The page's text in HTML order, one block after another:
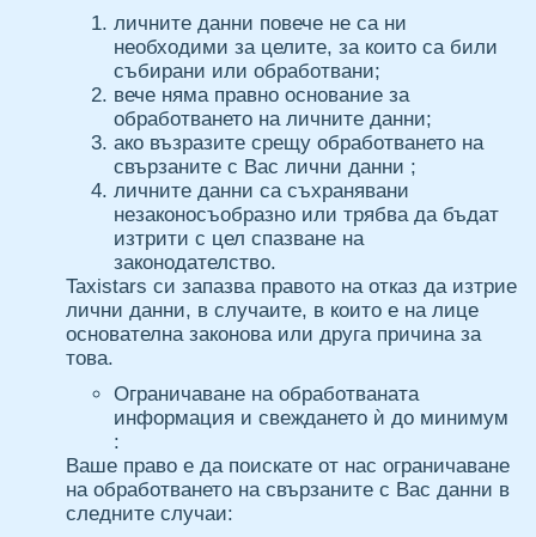
личните данни повече не са ни
необходими за целите, за които са били
събирани или обработвани;
вече няма правно основание за
обработването на личните данни;
ако възразите срещу обработването на
свързаните с Вас лични данни ;
личните данни са съхранявани
незаконосъобразно или трябва да бъдат
изтрити с цел спазване на
законодателство.
Taxistars си запазва правото на отказ да изтрие
лични данни, в случаите, в които е на лице
основателна законова или друга причина за
това.
Ограничаване на обработваната
информация и свеждането ѝ до минимум
:
Ваше право е да поискате от нас ограничаване
на обработването на свързаните с Вас данни в
следните случаи: